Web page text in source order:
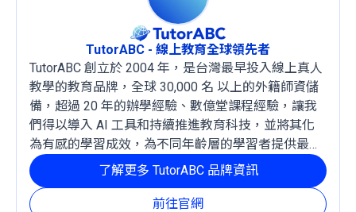
TutorABC - 線上教育全球領先者
TutorABC 創立於 2004 年，是台灣最早投入線上真人
教學的教育品牌，全球 30,000 名 以上的外籍師資儲
備，超過 20 年的辦學經驗、數億堂課程經驗，讓我
們得以導入 AI 工具和持續推進教育科技，並將其化
為有感的學習成效，為不同年齡層的學習者提供最穩
定且有效的成長路徑。
前往官網
了解更多 TutorABC 品牌資訊